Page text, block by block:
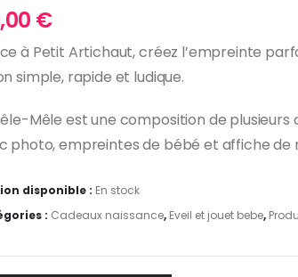
€
à Petit Artichaut, créez l’empreinte
simple, rapide et ludique.
Mêle est une composition de
photo, empreintes de bébé et affiche de
disponible : En stock
: Cadeaux naissance, Eveil et jouet bebe,